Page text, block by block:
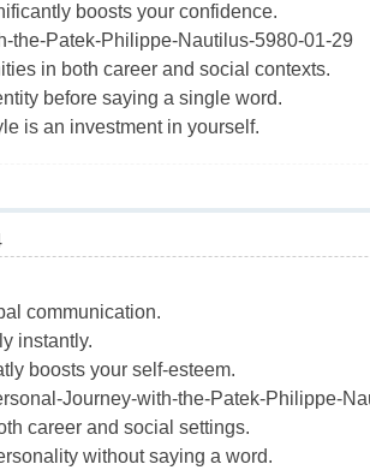
boosts your confidence.
the-Patek-Philippe-Nautilus-5980-01-29
in both career and social contexts.
before saying a single word.
is an investment in yourself.
communication.
instantly.
boosts your self-esteem.
Journey-with-the-Patek-Philippe-
career and social settings.
without saying a word.